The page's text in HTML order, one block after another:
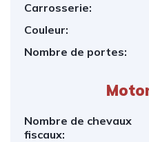
Carrosserie:
Couleur:
Nombre de portes:
Nombre de chevaux
fiscaux: